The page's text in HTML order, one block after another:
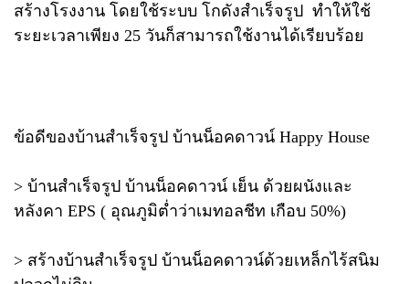
สร้างโรงงาน โดยใช้ระบบ โกดังสำเร็จรูป ทำให้ใช้
ระยะเวลาเพียง 25 วันก็สามารถใช้งานได้เรียบร้อย
ข้อดีของบ้านสำเร็จรูป บ้านน็อคดาวน์ Happy House
> บ้านสำเร็จรูป บ้านน็อคดาวน์ เย็น ด้วยผนังและ
หลังคา EPS ( อุณภูมิต่ำว่าเมทอลชีท เกือบ 50%)
> สร้างบ้านสำเร็จรูป บ้านน็อคดาวน์ด้วยเหล็กไร้สนิม